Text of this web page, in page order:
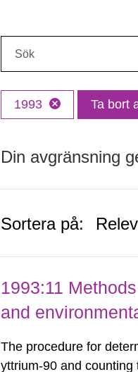
1993 Ta bort
Din avgränsning
Sortera på:
1993:11
and
The procedure for
yttrium-90 and